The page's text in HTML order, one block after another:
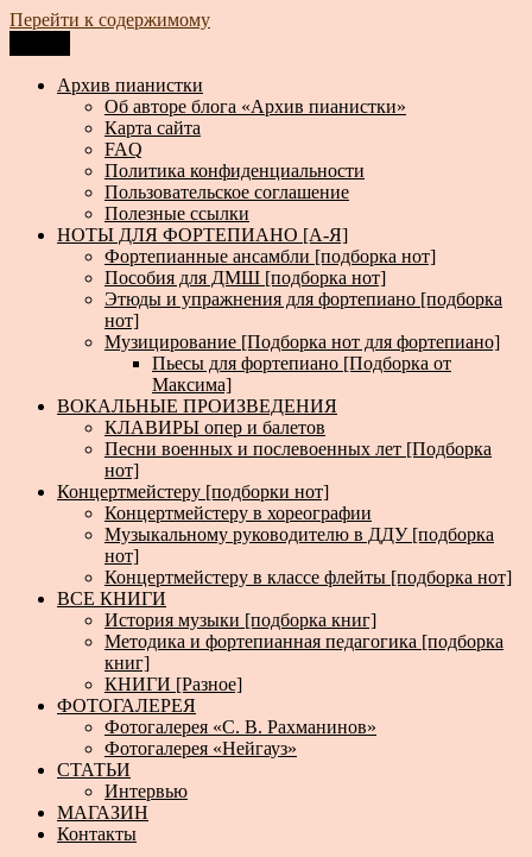
Перейти к содержимому
Архив пианистки
Всё для пианистов: ноты, книги, музыка, статьи…
Архив пианистки
Об авторе блога «Архив пианистки»
Карта сайта
FAQ
Политика конфиденциальности
Пользовательское соглашение
Полезные ссылки
НОТЫ ДЛЯ ФОРТЕПИАНО [А-Я]
Фортепианные ансамбли [подборка нот]
Пособия для ДМШ [подборка нот]
Этюды и упражнения для фортепиано [подборка
нот]
Музицирование [Подборка нот для фортепиано]
Пьесы для фортепиано [Подборка от
Максима]
ВОКАЛЬНЫЕ ПРОИЗВЕДЕНИЯ
КЛАВИРЫ опер и балетов
Песни военных и послевоенных лет [Подборка
нот]
Концертмейстеру [подборки нот]
Концертмейстеру в хореографии
Музыкальному руководителю в ДДУ [подборка
нот]
Концертмейстеру в классе флейты [подборка нот]
ВСЕ КНИГИ
История музыки [подборка книг]
Методика и фортепианная педагогика [подборка
книг]
КНИГИ [Разное]
ФОТОГАЛЕРЕЯ
Фотогалерея «С. В. Рахманинов»
Фотогалерея «Нейгауз»
СТАТЬИ
Интервью
МАГАЗИН
Контакты